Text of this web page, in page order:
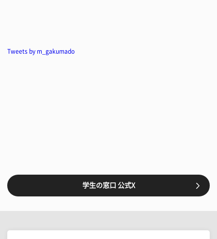
Tweets by m_gakumado
学生の窓口 公式X